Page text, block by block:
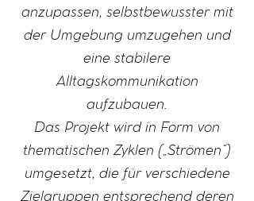
anzupassen, selbstbewusster mit
der Umgebung umzugehen und
eine stabilere
Alltagskommunikation
aufzubauen.
Das Projekt wird in Form von
thematischen Zyklen („Strömen“)
umgesetzt, die für verschiedene